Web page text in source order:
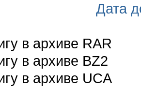
Дата
в архиве RAR
в архиве BZ2
в архиве UCA